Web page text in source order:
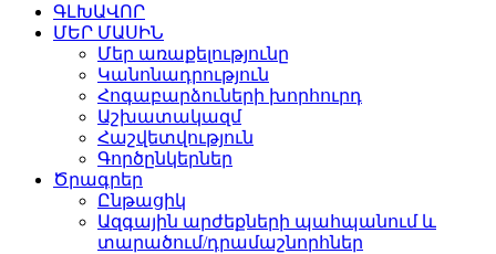
ԳԼԽԱՎՈՐ
ՄԵՐ ՄԱՍԻՆ
Մեր առաքելությունը
Կանոնադրություն
Հոգաբարձուների խորհուրդ
Աշխատակազմ
Հաշվետվություն
Գործընկերներ
Ծրագրեր
Ընթացիկ
Ազգային արժեքների պահպանում և
տարածում/դրամաշնորհներ